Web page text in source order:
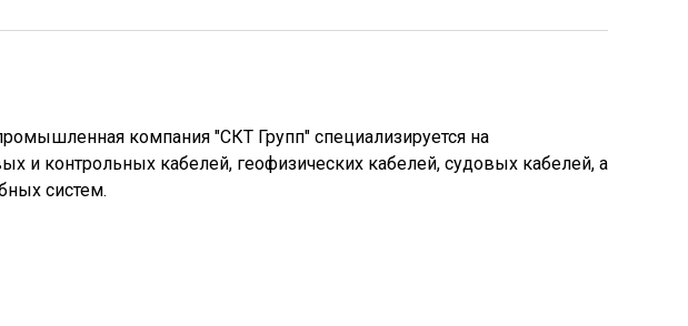
компания "СКТ Групп" специализируется на
и контрольных кабелей, геофизических кабелей, судовых кабелей, а
систем.